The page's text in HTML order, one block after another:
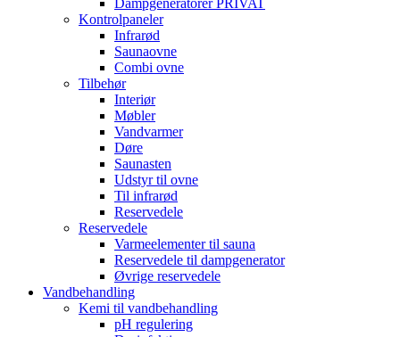
Dampgeneratorer PRIVAT
Kontrolpaneler
Infrarød
Saunaovne
Combi ovne
Tilbehør
Interiør
Møbler
Vandvarmer
Døre
Saunasten
Udstyr til ovne
Til infrarød
Reservedele
Reservedele
Varmeelementer til sauna
Reservedele til dampgenerator
Øvrige reservedele
Vandbehandling
Kemi til vandbehandling
pH regulering